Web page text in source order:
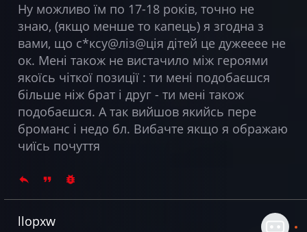
Ну можливо їм по 17-18 років, точно не
знаю, (якщо менше то капець) я згодна з
вами, що с*ксу@ліз@ція дітей це дужееее не
ок. Мені також не вистачило між героями
якоїсь чіткої позиції : ти мені подобаєшся
більше ніж брат і друг - ти мені також
подобаєшся. А так вийшов якийсь пере
броманс і недо бл. Вибачте якщо я ображаю
чиїсь почуття
llopxw